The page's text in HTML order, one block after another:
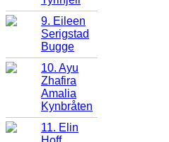
9. Eileen
Serigstad
Bugge
10. Ayu
Zhafira
Amalia
Kynbråten
11. Elin